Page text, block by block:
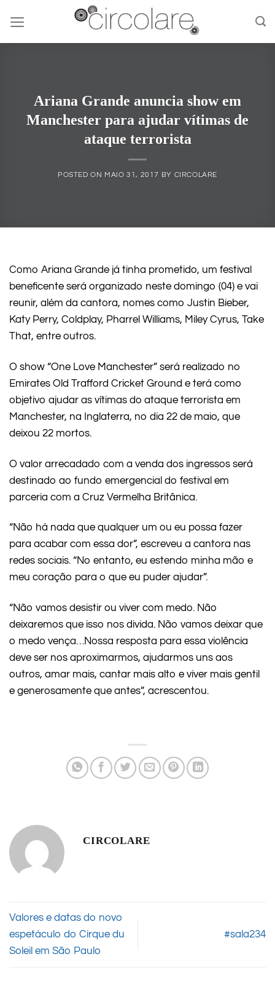
content
Ariana Grande anuncia show em
Manchester para ajudar vítimas de
ataque terrorista
POSTED ON MAIO 31, 2017 BY CIRCOLARE
Como Ariana Grande já tinha prometido, um festival
beneficente será organizado neste domingo (04) e vai
reunir, além da cantora, nomes como Justin Bieber,
Katy Perry, Coldplay, Pharrel Williams, Miley Cyrus, Take
That, entre outros.
O show “One Love Manchester” será realizado no
Emirates Old Trafford Cricket Ground e terá como
objetivo ajudar as vítimas do ataque terrorista em
Manchester, na Inglaterra, no dia 22 de maio, que
deixou 22 mortos.
O valor arrecadado com a venda dos ingressos será
destinado ao fundo emergencial do festival em
parceria com a Cruz Vermelha Britânica.
“Não há nada que qualquer um ou eu possa fazer
para acabar com essa dor”, escreveu a cantora nas
redes sociais. “No entanto, eu estendo minha mão e
meu coração para o que eu puder ajudar”.
“Não vamos desistir ou viver com medo. Não
deixaremos que isso nos divida. Não vamos deixar que
o medo vença…Nossa resposta para essa violência
deve ser nos aproximarmos, ajudarmos uns aos
outros, amar mais, cantar mais alto e viver mais gentil
e generosamente que antes”, acrescentou.
CIRCOLARE
Valores e datas do novo
espetáculo do Cirque du
Soleil em São Paulo
#sala234